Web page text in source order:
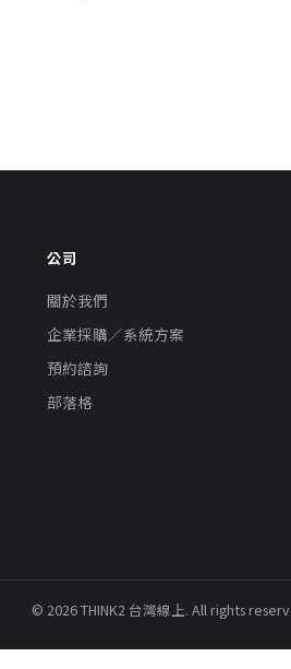
公司
關於我們
企業採購／系統方案
預約諮詢
部落格
© 2026 THINK2 台灣線上. All rights